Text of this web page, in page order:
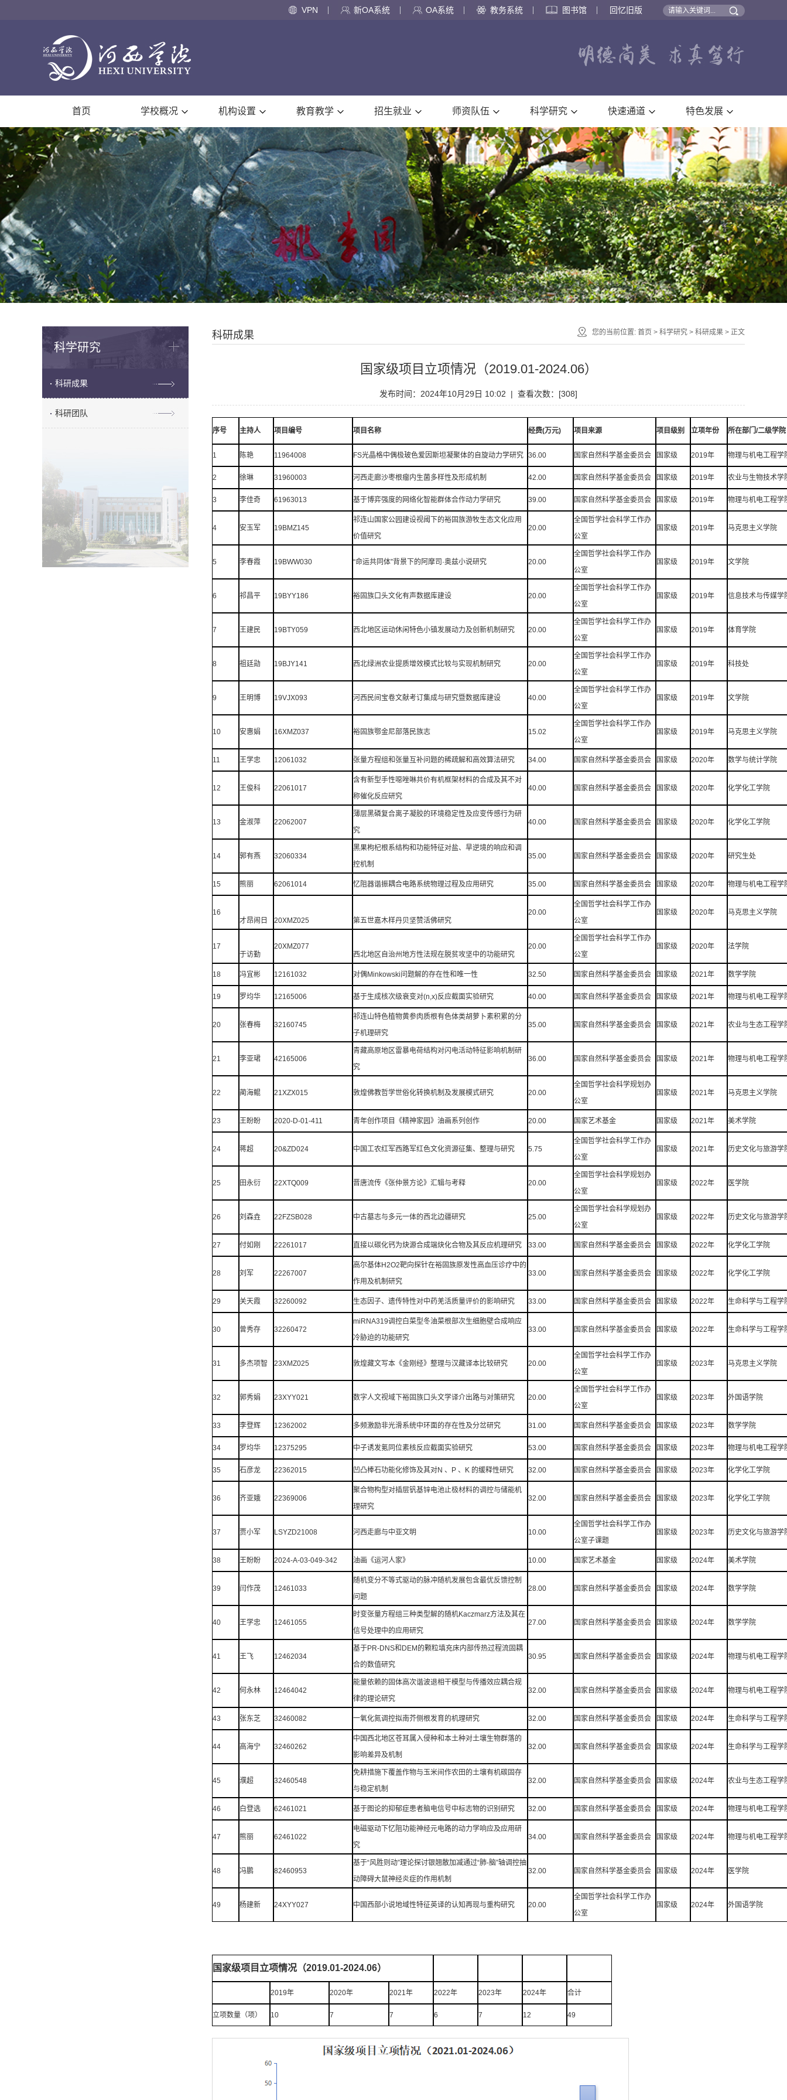
VPN 新OA系统 OA系统 教务系统 图书馆 回忆旧版
首页 学校概况 机构设置 教育教学 招生就业 师资队伍 科学研究 快速通道 特色发展
科学研究
科研成果
科研团队
科研成果 您的当前位置: 首页 > 科学研究 > 科研成果 > 正文
国家级项目立项情况（2019.01-2024.06）
发布时间：2024年10月29日 10:02 | 查看次数：[308]
序号 主持人 项目编号 项目名称 经费(万元) 项目来源 项目级别 立项年份 所在部门/二级学院
1 陈艳 11964008 FS光晶格中偶极玻色爱因斯坦凝聚体的自旋动力学研究 36.00 国家自然科学基金委员会 国家级 2019年 物理与机电工程学
2 徐琳 31960003 河西走廊沙枣根瘤内生菌多样性及形成机制 42.00 国家自然科学基金委员会 国家级 2019年 农业与生物技术学
3 李佳奇 61963013 基于博弈强度的网络化智能群体合作动力学研究 39.00 国家自然科学基金委员会 国家级 2019年 物理与机电工程学
4 安玉军 19BMZ145
祁连山国家公园建设视阈下的裕固族游牧生态文化应用
价值研究
20.00
全国哲学社会科学工作办
公室
国家级 2019年 马克思主义学院
5 李春霞 19BWW030 “命运共同体”背景下的阿摩司·奥兹小说研究 20.00
全国哲学社会科学工作办
公室
国家级 2019年 文学院
6 祁昌平 19BYY186 裕固族口头文化有声数据库建设 20.00
全国哲学社会科学工作办
公室
国家级 2019年 信息技术与传媒学
7 王建民 19BTY059 西北地区运动休闲特色小镇发展动力及创新机制研究 20.00
全国哲学社会科学工作办
公室
国家级 2019年 体育学院
8 祖廷勋 19BJY141 西北绿洲农业提质增效模式比较与实现机制研究 20.00
全国哲学社会科学工作办
公室
国家级 2019年 科技处
9 王明博 19VJX093 河西民间宝卷文献考订集成与研究暨数据库建设 40.00
全国哲学社会科学工作办
公室
国家级 2019年 文学院
10 安惠娟 16XMZ037 裕固族鄂金尼部落民族志 15.02
全国哲学社会科学工作办
公室
国家级 2019年 马克思主义学院
11 王学忠 12061032 张量方程组和张量互补问题的稀疏解和高效算法研究 34.00 国家自然科学基金委员会 国家级 2020年 数学与统计学院
12 王俊科 22061017
含有新型手性噁唑啉共价有机框架材料的合成及其不对
称催化反应研究
40.00 国家自然科学基金委员会 国家级 2020年 化学化工学院
13 金淑萍 22062007
薄层黑磷复合离子凝胶的环境稳定性及应变传感行为研
究
40.00 国家自然科学基金委员会 国家级 2020年 化学化工学院
14 郭有燕 32060334
黑果枸杞根系结构和功能特征对盐、旱逆境的响应和调
控机制
35.00 国家自然科学基金委员会 国家级 2020年 研究生处
15 熊丽 62061014 忆阻器谐振耦合电路系统物理过程及应用研究 35.00 国家自然科学基金委员会 国家级 2020年 物理与机电工程学
16
才昂闹日
20XMZ025 第五世嘉木样丹贝坚赞活佛研究
20.00
全国哲学社会科学工作办
公室
国家级 2020年 马克思主义学院
17
于访勤
20XMZ077
西北地区自治州地方性法规在脱贫攻坚中的功能研究
20.00
全国哲学社会科学工作办
公室
国家级 2020年 法学院
18 冯宜彬 12161032 对偶Minkowski问题解的存在性和唯一性 32.50 国家自然科学基金委员会 国家级 2021年 数学学院
19 罗均华 12165006 基于生成核次级衰变对(n,x)反应截面实验研究 40.00 国家自然科学基金委员会 国家级 2021年 物理与机电工程学
20 张春梅 32160745
祁连山特色植物黄参肉质根有色体类胡萝卜素积累的分
子机理研究
35.00 国家自然科学基金委员会 国家级 2021年 农业与生态工程学
21 李亚珺 42165006
青藏高原地区雷暴电荷结构对闪电活动特征影响机制研
究
36.00 国家自然科学基金委员会 国家级 2021年 物理与机电工程学
22 蔺海鲲 21XZX015 敦煌佛教哲学世俗化转换机制及发展模式研究 20.00
全国哲学社会科学规划办
公室
国家级 2021年 马克思主义学院
23 王盼盼 2020-D-01-411 青年创作项目《精神家园》油画系列创作 20.00 国家艺术基金 国家级 2021年 美术学院
24 蒋超 20&ZD024 中国工农红军西路军红色文化资源征集、整理与研究 5.75
全国哲学社会科学工作办
公室
国家级 2021年 历史文化与旅游学
25 田永衍 22XTQ009 晋唐流传《张仲景方论》汇辑与考释 20.00
全国哲学社会科学规划办
公室
国家级 2022年 医学院
26 刘森垚 22FZSB028 中古墓志与多元一体的西北边疆研究 25.00
全国哲学社会科学规划办
公室
国家级 2022年 历史文化与旅游学
27 付如刚 22261017 直接以碳化钙为炔源合成端炔化合物及其反应机理研究 33.00 国家自然科学基金委员会 国家级 2022年 化学化工学院
28 刘军 22267007
高尔基体H2O2靶向探针在裕固族原发性高血压诊疗中的
作用及机制研究
33.00 国家自然科学基金委员会 国家级 2022年 化学化工学院
29 关天霞 32260092 生态因子、遗传特性对中药羌活质量评价的影响研究 33.00 国家自然科学基金委员会 国家级 2022年 生命科学与工程学
30 曾秀存 32260472
miRNA319调控白菜型冬油菜根部次生细胞壁合成响应
冷胁迫的功能研究
33.00 国家自然科学基金委员会 国家级 2022年 生命科学与工程学
31 多杰项智 23XMZ025 敦煌藏文写本《金刚经》整理与汉藏译本比较研究 20.00
全国哲学社会科学工作办
公室
国家级 2023年 马克思主义学院
32 郭秀娟 23XYY021 数字人文视域下裕固族口头文学译介出路与对策研究 20.00
全国哲学社会科学工作办
公室
国家级 2023年 外国语学院
33 李登辉 12362002 多频激励非光滑系统中环面的存在性及分岔研究 31.00 国家自然科学基金委员会 国家级 2023年 数学学院
34 罗均华 12375295 中子诱发氪同位素核反应截面实验研究 53.00 国家自然科学基金委员会 国家级 2023年 物理与机电工程学
35 石彦龙 22362015 凹凸棒石功能化修饰及其对N 、P 、K 的缓释性研究 32.00 国家自然科学基金委员会 国家级 2023年 化学化工学院
36 齐亚娥 22369006
聚合物构型对插层钒基锌电池止极材料的调控与储能机
理研究
32.00 国家自然科学基金委员会 国家级 2023年 化学化工学院
37 贾小军 LSYZD21008 河西走廊与中亚文明 10.00
全国哲学社会科学工作办
公室子课题
国家级 2023年 历史文化与旅游学
38 王盼盼 2024-A-03-049-342 油画《运河人家》 10.00 国家艺术基金 国家级 2024年 美术学院
39 闫作茂 12461033
随机变分不等式驱动的脉冲随机发展包含最优反馈控制
问题
28.00 国家自然科学基金委员会 国家级 2024年 数学学院
40 王学忠 12461055
时变张量方程组三种类型解的随机Kaczmarz方法及其在
信号处理中的应用研究
27.00 国家自然科学基金委员会 国家级 2024年 数学学院
41 王飞 12462034
基于PR-DNS和DEM的颗粒填充床内部传热过程流固耦
合的数值研究
30.95 国家自然科学基金委员会 国家级 2024年 物理与机电工程学
42 何永林 12464042
能量依赖的固体高次谐波退相干模型与传播效应耦合规
律的理论研究
32.00 国家自然科学基金委员会 国家级 2024年 物理与机电工程学
43 张东芝 32460082 一氧化氮调控拟南芥侧根发育的机理研究 32.00 国家自然科学基金委员会 国家级 2024年 生命科学与工程学
44 高海宁 32460262
中国西北地区苍耳属入侵种和本土种对土壤生物群落的
影响差异及机制
32.00 国家自然科学基金委员会 国家级 2024年 生命科学与工程学
45 濮超 32460548
免耕措施下覆盖作物与玉米间作农田的土壤有机碳固存
与稳定机制
32.00 国家自然科学基金委员会 国家级 2024年 农业与生态工程学
46 白登选 62461021 基于图论的抑郁症患者脑电信号中标志物的识别研究 32.00 国家自然科学基金委员会 国家级 2024年 物理与机电工程学
47 熊丽 62461022
电磁驱动下忆阻功能神经元电路的动力学响应及应用研
究
34.00 国家自然科学基金委员会 国家级 2024年 物理与机电工程学
48 冯鹏 82460953
基于“风胜则动”理论探讨银翘散加减通过“肺-脑”轴调控抽
动障碍大鼠神经炎症的作用机制
32.00 国家自然科学基金委员会 国家级 2024年 医学院
49 杨建新 24XYY027 中国西部小说地域性特征英译的认知再现与重构研究 20.00
全国哲学社会科学工作办
公室
国家级 2024年 外国语学院
国家级项目立项情况（2019.01-2024.06）
2019年 2020年 2021年 2022年 2023年 2024年 合计
立项数量（项） 10 7 7 6 7 12 49